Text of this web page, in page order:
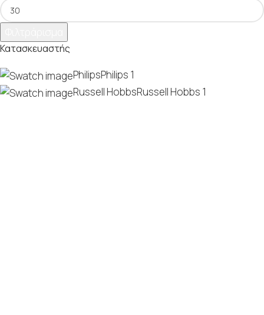
Κατασκευαστής
PhilipsPhilips 1
Russell HobbsRussell Hobbs 1